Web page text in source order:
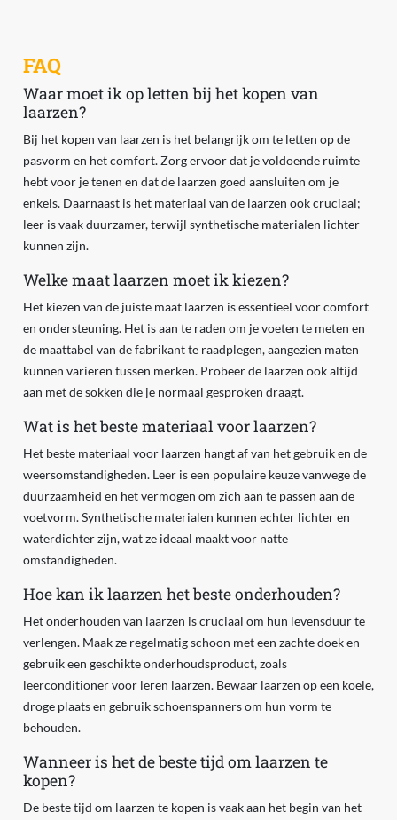
FAQ
Waar moet ik op letten bij het kopen van
laarzen?
Bij het kopen van laarzen is het belangrijk om te letten op de
pasvorm en het comfort. Zorg ervoor dat je voldoende ruimte
hebt voor je tenen en dat de laarzen goed aansluiten om je
enkels. Daarnaast is het materiaal van de laarzen ook cruciaal;
leer is vaak duurzamer, terwijl synthetische materialen lichter
kunnen zijn.
Welke maat laarzen moet ik kiezen?
Het kiezen van de juiste maat laarzen is essentieel voor comfort
en ondersteuning. Het is aan te raden om je voeten te meten en
de maattabel van de fabrikant te raadplegen, aangezien maten
kunnen variëren tussen merken. Probeer de laarzen ook altijd
aan met de sokken die je normaal gesproken draagt.
Wat is het beste materiaal voor laarzen?
Het beste materiaal voor laarzen hangt af van het gebruik en de
weersomstandigheden. Leer is een populaire keuze vanwege de
duurzaamheid en het vermogen om zich aan te passen aan de
voetvorm. Synthetische materialen kunnen echter lichter en
waterdichter zijn, wat ze ideaal maakt voor natte
omstandigheden.
Hoe kan ik laarzen het beste onderhouden?
Het onderhouden van laarzen is cruciaal om hun levensduur te
verlengen. Maak ze regelmatig schoon met een zachte doek en
gebruik een geschikte onderhoudsproduct, zoals
leerconditioner voor leren laarzen. Bewaar laarzen op een koele,
droge plaats en gebruik schoenspanners om hun vorm te
behouden.
Wanneer is het de beste tijd om laarzen te
kopen?
De beste tijd om laarzen te kopen is vaak aan het begin van het